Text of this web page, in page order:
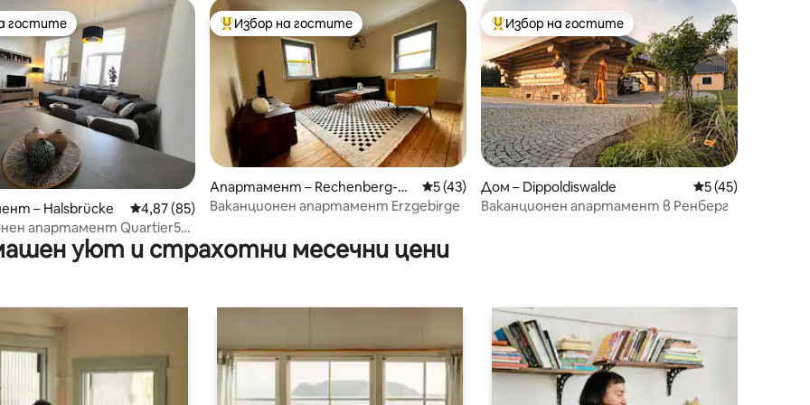
5, 182 отзива
гостите
гостите
– Halsbrücke Средна оценка: 4,87 от 5, 85 отзива
4,87 (85)
апартамент Quartier52
Апартамент 3
Най-популярен избор на гостите
Избор на гостите
Апартамент – Rechenberg-Bi
enenmühle
Средна оценка: 5 от 5, 43 отзива
5 (43)
Ваканционен апартамент Erzgebirge
Най-популярен избор на гостите
Избор на гостите
Дом – Dippoldiswalde Средна оценка:
5 (45)
Ваканционен апартамент в Ренберг
уют и страхотни месечни цени